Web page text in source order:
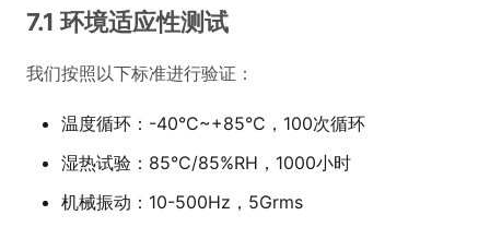
7.1 环境适应性测试
我们按照以下标准进行验证：
温度循环：-40°C~+85°C，100次循环
湿热试验：85°C/85%RH，1000小时
机械振动：10-500Hz，5Grms